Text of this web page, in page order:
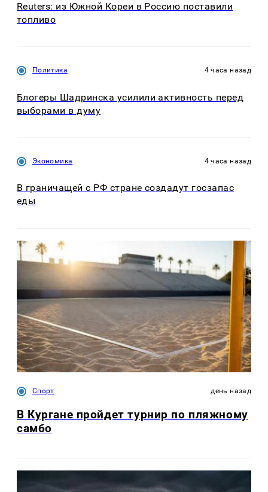
Reuters: из Южной Кореи в Россию поставили
топливо
Политика 4 часа назад
Блогеры Шадринска усилили активность перед
выборами в думу
Экономика 4 часа назад
В граничащей с РФ стране создадут госзапас
еды
Спорт день назад
В Кургане пройдет турнир по пляжному
самбо